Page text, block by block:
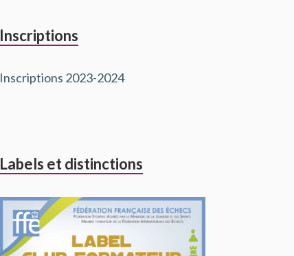
Inscriptions
Inscriptions 2023-2024
Labels et distinctions